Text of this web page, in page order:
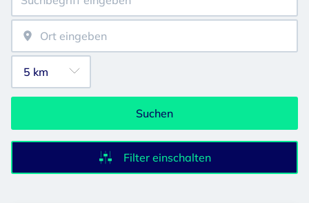
Suchen
Filter einschalten